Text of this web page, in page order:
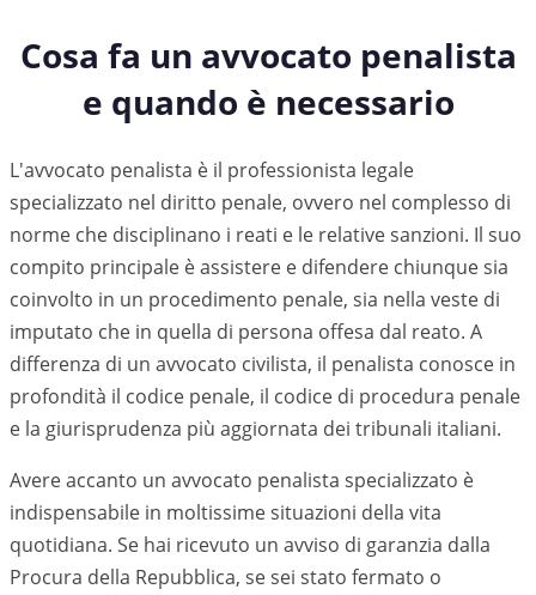
Cosa fa un avvocato penalista
e quando è necessario
L'avvocato penalista è il professionista legale
specializzato nel diritto penale, ovvero nel complesso di
norme che disciplinano i reati e le relative sanzioni. Il suo
compito principale è assistere e difendere chiunque sia
coinvolto in un procedimento penale, sia nella veste di
imputato che in quella di persona offesa dal reato. A
differenza di un avvocato civilista, il penalista conosce in
profondità il codice penale, il codice di procedura penale
e la giurisprudenza più aggiornata dei tribunali italiani.
Avere accanto un avvocato penalista specializzato è
indispensabile in moltissime situazioni della vita
quotidiana. Se hai ricevuto un avviso di garanzia dalla
Procura della Repubblica, se sei stato fermato o